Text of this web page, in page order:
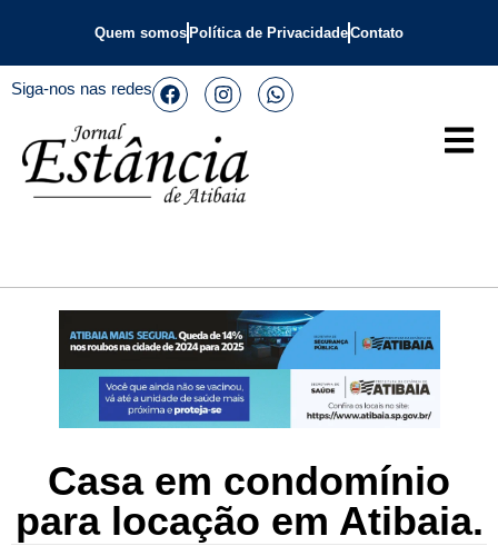
Quem somos Política de PrivacidadeContato
Siga-nos nas redes
Casa em condomínio
para locação em Atibaia.